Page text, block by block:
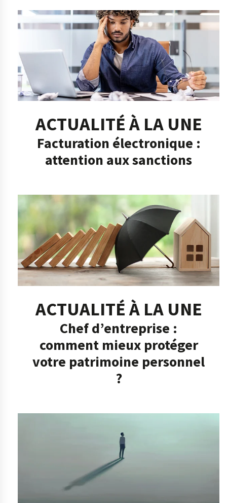
ACTUALITÉ À LA UNE
Facturation électronique :
attention aux sanctions
ACTUALITÉ À LA UNE
Chef d’entreprise :
comment mieux protéger
votre patrimoine personnel
?